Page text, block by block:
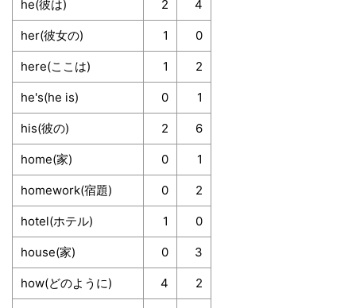
he(彼は) 2 4
her(彼女の) 1 0
here(ここは) 1 2
he's(he is) 0 1
his(彼の) 2 6
home(家) 0 1
homework(宿題) 0 2
hotel(ホテル) 1 0
house(家) 0 3
how(どのように) 4 2